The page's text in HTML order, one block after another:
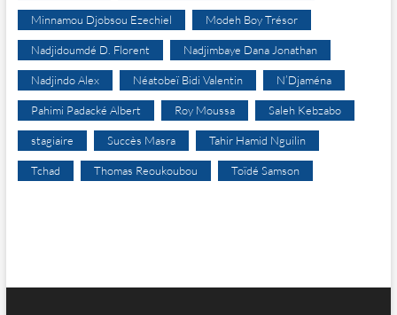
Minnamou Djobsou Ezechiel Modeh Boy Trésor
Nadjidoumdé D. Florent Nadjimbaye Dana Jonathan
Nadjindo Alex Néatobeï Bidi Valentin N’Djaména
Pahimi Padacké Albert Roy Moussa Saleh Kebzabo
stagiaire Succès Masra Tahir Hamid Nguilin
Tchad Thomas Reoukoubou Toïdé Samson